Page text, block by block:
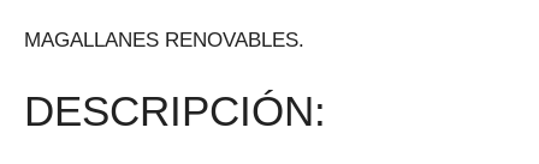
MAGALLANES RENOVABLES.
DESCRIPCIÓN: